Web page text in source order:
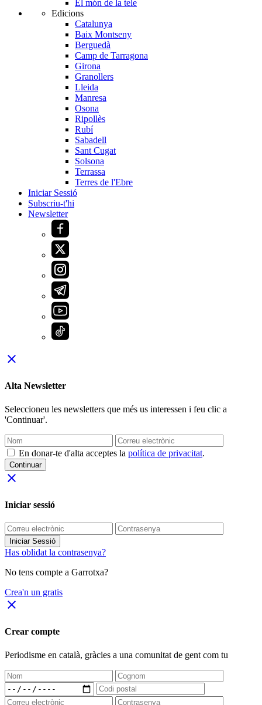
El món de la tele
Edicions
Catalunya
Baix Montseny
Berguedà
Camp de Tarragona
Girona
Granollers
Lleida
Manresa
Osona
Ripollès
Rubí
Sabadell
Sant Cugat
Solsona
Terrassa
Terres de l'Ebre
Iniciar Sessió
Subscriu-t'hi
Newsletter
close
Alta Newsletter
Seleccioneu les newsletters que més us interessen i feu clic a
'Continuar'.
En donar-te d'alta acceptes la política de privacitat.
Continuar
close
Iniciar sessió
Iniciar Sessió
Has oblidat la contrasenya?
No tens compte a Garrotxa?
Crea'n un gratis
close
Crear compte
Periodisme en català, gràcies a una comunitat de gent com tu